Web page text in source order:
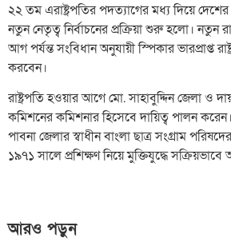
২২ তম এরাষ্ট্রপতির পদত্যাগের মধ্য দিয়ে
নতুন নেতৃত্ব নির্বাচনের প্রক্রিয়া শুরু হলো। নতুন
আগ পর্যন্ত সংবিধান অনুযায়ী স্পিকার ভারপ্রাপ্ত
করবেন।
রাষ্ট্রপতি হওয়ার আগে মো. সাহাবুদ্দিন জেলা ও
কমিশনের কমিশনার হিসেবে দায়িত্ব পালন
পাবনা জেলার স্বাধীন বাংলা ছাত্র সংগ্রাম
১৯৭১ সালে প্রশিক্ষণ নিয়ে মুক্তিযুদ্ধে
আরও পড়ুন